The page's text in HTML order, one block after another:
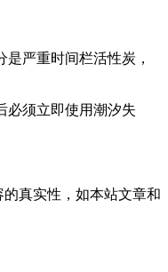
严重时间栏活性炭，
须立即使用潮汐失
真实性，如本站文章和